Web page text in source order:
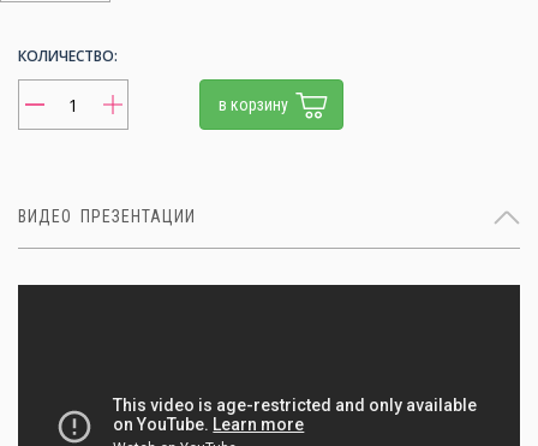
КОЛИЧЕСТВО:
в корзину
ВИДЕО ПРЕЗЕНТАЦИИ